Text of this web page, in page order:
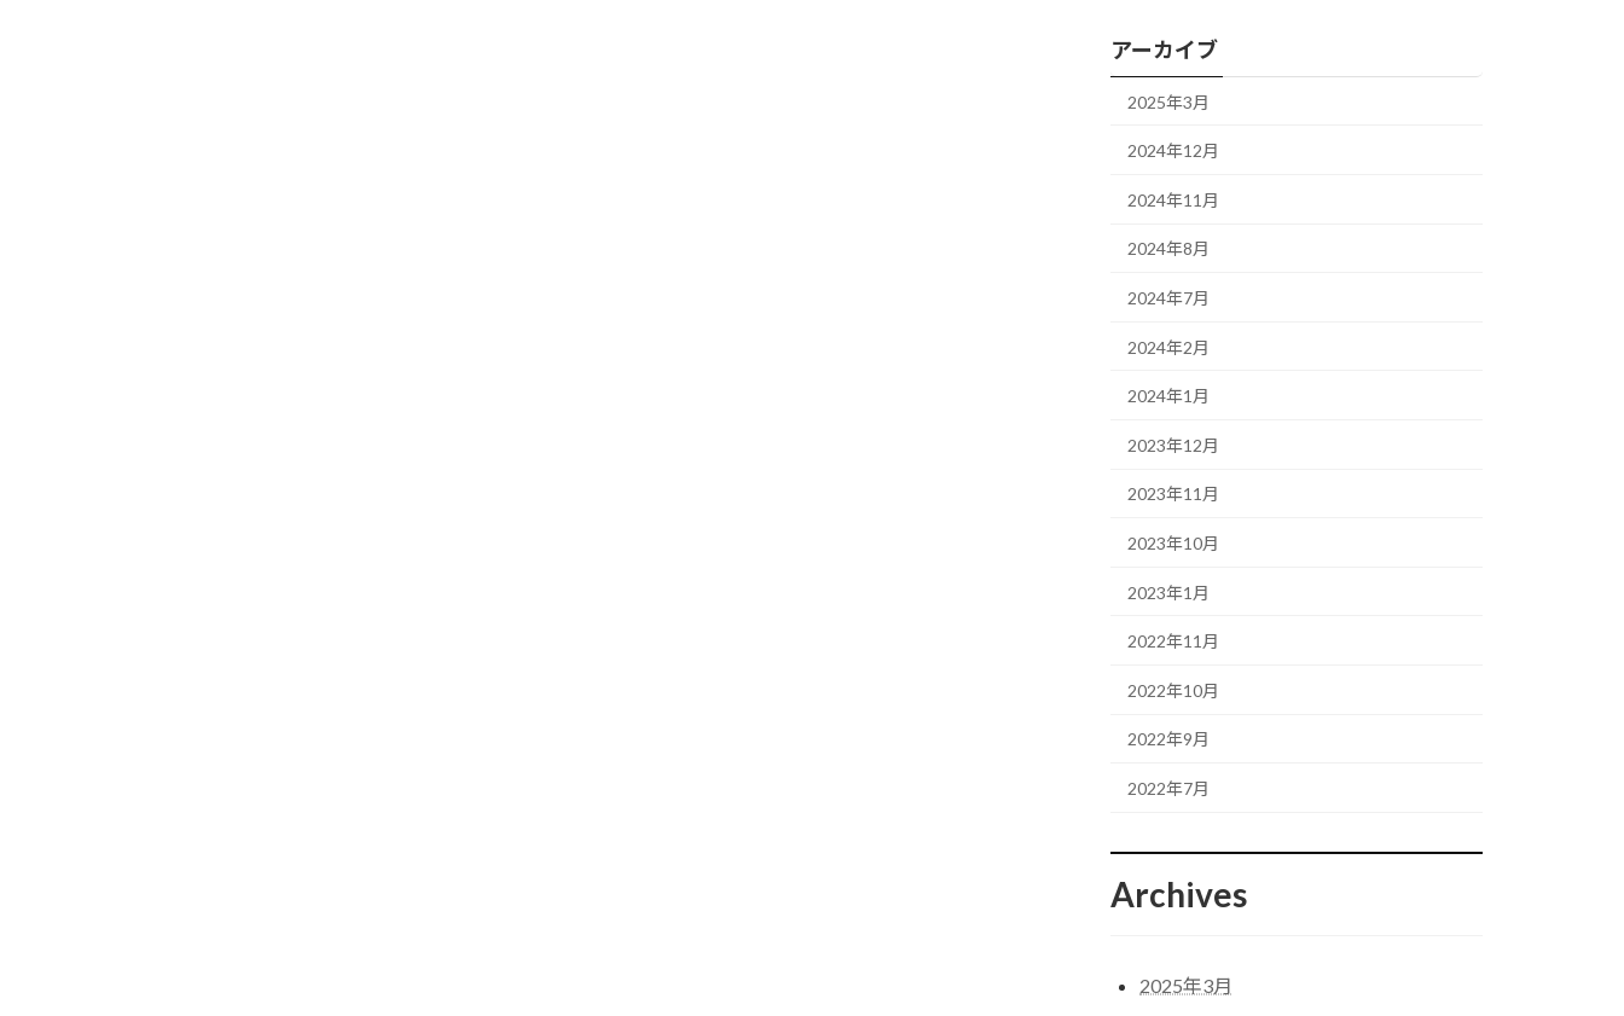
アーカイブ
2025年3月
2024年12月
2024年11月
2024年8月
2024年7月
2024年2月
2024年1月
2023年12月
2023年11月
2023年10月
2023年1月
2022年11月
2022年10月
2022年9月
2022年7月
Archives
2025年3月